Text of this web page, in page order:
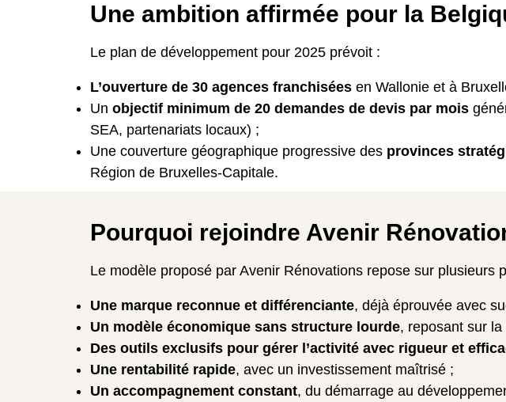
Une ambition affirmée pour la
Le plan de développement pour 2025 prévoit :
L’ouverture de 30 agences franchisées en Wallonie et à
Un objectif minimum de 20 demandes de devis par mois
SEA, partenariats locaux) ;
Une couverture géographique progressive des provinces
Région de Bruxelles-Capitale.
Pourquoi rejoindre Avenir
Le modèle proposé par Avenir Rénovations repose sur plusieurs
Une marque reconnue et différenciante, déjà éprouvée avec
Un modèle économique sans structure lourde, reposant sur
Des outils exclusifs pour gérer l’activité avec rigueur et
Une rentabilité rapide, avec un investissement maîtrisé ;
Un accompagnement constant, du démarrage au